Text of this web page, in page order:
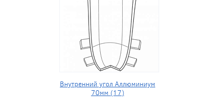
Внутренний угол Аллюминиум
70мм (17)